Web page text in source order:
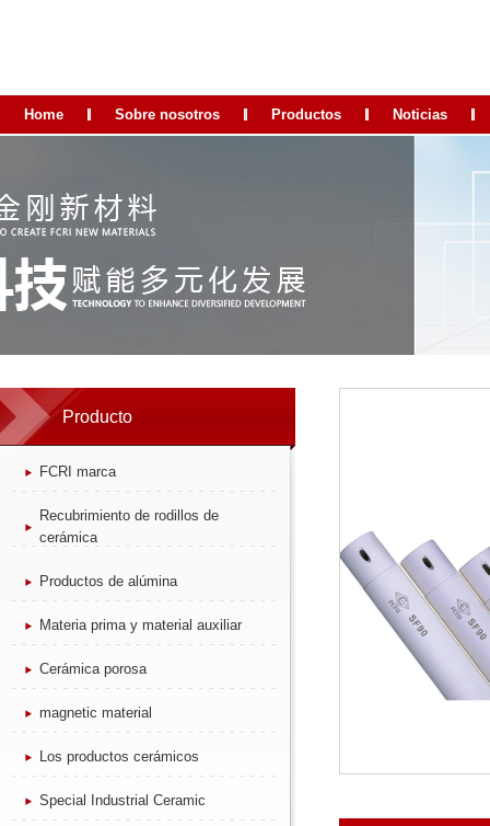
Home Sobre nosotros Productos Noticias
Producto
FCRI marca
Recubrimiento de rodillos de
cerámica
Productos de alúmina
Materia prima y material auxiliar
Cerámica porosa
magnetic material
Los productos cerámicos
Special Industrial Ceramic